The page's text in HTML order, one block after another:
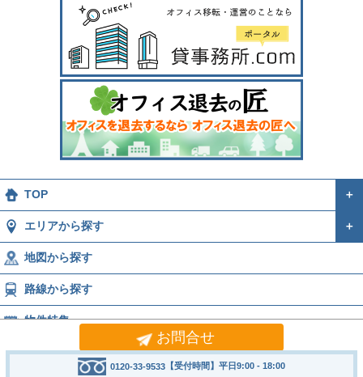
お問合せ
0120-33-9533 【受付時間】平日9:00 - 18:00
TOP ＋
エリアから探す ＋
地図から探す
路線から探す
物件特集
運営会社 ＋